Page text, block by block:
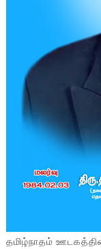
தமிழ்நாதம்